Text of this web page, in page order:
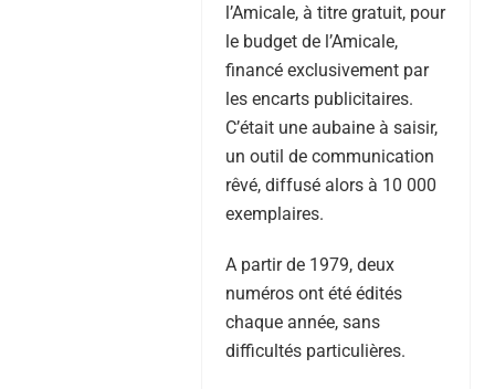
l’Amicale, à titre gratuit, pour
le budget de l’Amicale,
financé exclusivement par
les encarts publicitaires.
C’était une aubaine à saisir,
un outil de communication
rêvé, diffusé alors à 10 000
exemplaires.
A partir de 1979, deux
numéros ont été édités
chaque année, sans
difficultés particulières.